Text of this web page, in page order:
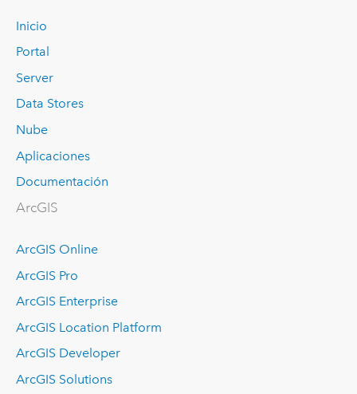
Inicio
Portal
Server
Data Stores
Nube
Aplicaciones
Documentación
ArcGIS
ArcGIS Online
ArcGIS Pro
ArcGIS Enterprise
ArcGIS Location Platform
ArcGIS Developer
ArcGIS Solutions